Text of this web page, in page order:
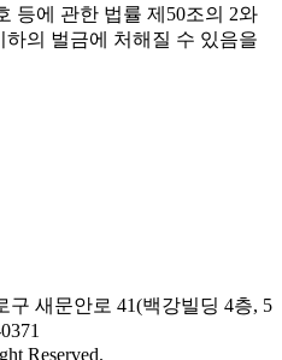
등에 관한 법률 제50조의 2와
하의 벌금에 처해질 수 있음을
구 새문안로 41(백강빌딩 4층, 5
Reserved.